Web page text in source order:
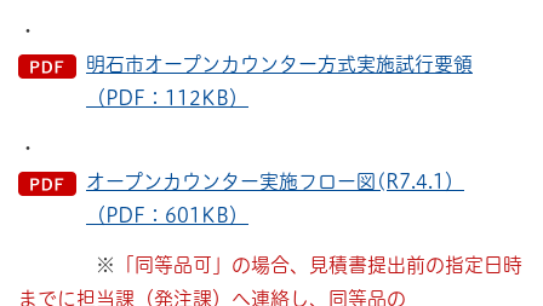
・
明石市オープンカウンター方式実施試行要領
（PDF：112KB）
・
オープンカウンター実施フロー図(R7.4.1）
（PDF：601KB）
※
「同等品可」の場合、見積書提出前の指定日時
までに担当課（発注課）へ連絡し、同等品の